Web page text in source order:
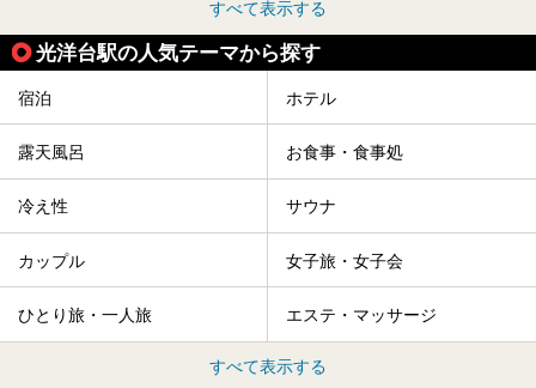
すべて表示する
光洋台駅の人気テーマから探す
宿泊 ホテル
露天風呂 お食事・食事処
冷え性 サウナ
カップル 女子旅・女子会
ひとり旅・一人旅 エステ・マッサージ
すべて表示する